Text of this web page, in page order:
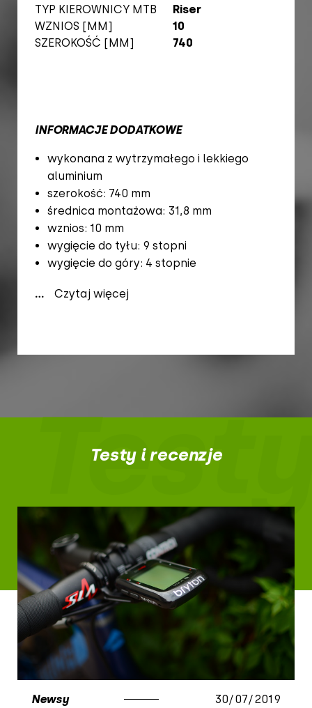
TYP KIEROWNICY MTB
Riser
WZNIOS [MM]
10
SZEROKOŚĆ [MM]
740
INFORMACJE DODATKOWE
wykonana z wytrzymałego i lekkiego
aluminium
szerokość: 740 mm
średnica montażowa: 31,8 mm
wznios: 10 mm
wygięcie do tyłu: 9 stopni
wygięcie do góry: 4 stopnie
... Czytaj więcej
Testy
Testy i recenzje
Newsy 30/07/2019